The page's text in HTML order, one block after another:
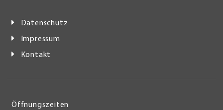
Datenschutz
Impressum
Kontakt
Öffnungszeiten